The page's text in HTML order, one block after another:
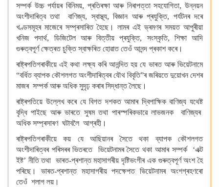
সম্পৰ্ক উচ্চ পৰ্যায়ৰ বিনিময়, প্ৰতিৰক্ষা আৰু নিৰাপত্তা সহযোগিতা, উন্নয়ন
অংশীদাৰিত্ব তথা বাণিজ্য, স্বাস্থ্য, বিজ্ঞান আৰু প্ৰযুক্তি, পৰ্যটনৰ দৰে
খণ্ডসমূহৰ মাজেৰে সম্প্ৰসাৰিত হৈছে। লামৰ এই ভ্ৰমণৰ সময়ত আপুৰীয়া
খনিজ পদাৰ্থ, ডিজিটেল আৰু বিত্তীয় প্ৰযুক্তি, সংস্কৃতি, শিক্ষা আদি
গুৰুত্বপূৰ্ণ ক্ষেত্ৰত চুক্তি স্বাক্ষৰিত হোৱাত তেওঁ আনন্দ প্ৰকাশ কৰে।
ৰাষ্ট্ৰপতিগৰাকীয়ে এই কথা লক্ষ্য কৰি আনন্দিত হয় যে ভাৰত আৰু ভিয়েটনামে
“বৰ্ধিত ব্যাপক কৌশলগত অংশীদাৰিত্বৰ যৌথ বিবৃতি”ৰ জৰিয়তে দুয়োখন দেশৰ
মাজৰ সম্পৰ্ক আৰু অধিক সুদৃঢ় কৰাৰ সিদ্ধান্ত লৈছে।
ৰাষ্ট্ৰপতিয়ে উল্লেখ কৰে যে বিগত দশকত আমাৰ দ্বিপাক্ষিক বাণিজ্য যথেষ্ট
বৃদ্ধি পাইছে আৰু ভাৰতে সুষম তথা পাৰস্পৰিকভাৱে লাভজনক বাণিজ্যৰ
অধিক সম্প্ৰসাৰণ ঘটাবলৈ আগ্ৰহী।
ৰাষ্ট্ৰপতিগৰাকীয়ে কয় যে আছিয়ানৰ সৈতে থকা ব্যাপক কৌশলগত
অংশীদাৰিত্বৰ পৰিসৰৰ ভিতৰতে ভিয়েটনামৰ সৈতে থকা আমাৰ সম্পৰ্ক ‘এক্ট
ইষ্ট’ নীতি তথা ভাৰত-প্ৰশান্ত মহাসাগৰীয় দৃষ্টিভংগীৰ এক গুৰুত্বপূৰ্ণ অংশ হৈ
পৰিছে। ভাৰত-প্ৰশান্ত মহাসাগৰীয় পদক্ষেপত ভিয়েটনামৰ অংশগ্ৰহণৰো
তেওঁ শলাগ লয়।